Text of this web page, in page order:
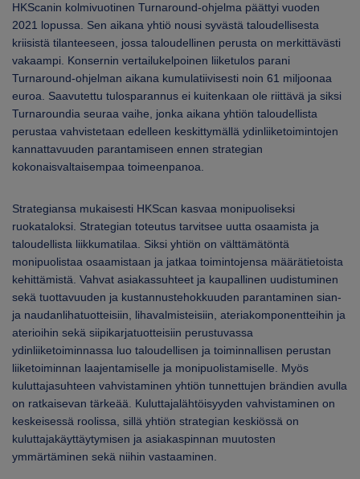
HKScanin kolmivuotinen Turnaround-ohjelma päättyi vuoden
2021 lopussa. Sen aikana yhtiö nousi syvästä taloudellisesta
kriisistä tilanteeseen, jossa taloudellinen perusta on merkittävästi
vakaampi. Konsernin vertailukelpoinen liiketulos parani
Turnaround-ohjelman aikana kumulatiivisesti noin 61 miljoonaa
euroa. Saavutettu tulosparannus ei kuitenkaan ole riittävä ja siksi
Turnaroundia seuraa vaihe, jonka aikana yhtiön taloudellista
perustaa vahvistetaan edelleen keskittymällä ydinliiketoimintojen
kannattavuuden parantamiseen ennen strategian
kokonaisvaltaisempaa toimeenpanoa.
Strategiansa mukaisesti HKScan kasvaa monipuoliseksi
ruokataloksi. Strategian toteutus tarvitsee uutta osaamista ja
taloudellista liikkumatilaa. Siksi yhtiön on välttämätöntä
monipuolistaa osaamistaan ja jatkaa toimintojensa määrätietoista
kehittämistä. Vahvat asiakassuhteet ja kaupallinen uudistuminen
sekä tuottavuuden ja kustannustehokkuuden parantaminen sian-
ja naudanlihatuotteisiin, lihavalmisteisiin, ateriakomponentteihin ja
aterioihin sekä siipikarjatuotteisiin perustuvassa
ydinliiketoiminnassa luo taloudellisen ja toiminnallisen perustan
liiketoiminnan laajentamiselle ja monipuolistamiselle. Myös
kuluttajasuhteen vahvistaminen yhtiön tunnettujen brändien avulla
on ratkaisevan tärkeää. Kuluttajalähtöisyyden vahvistaminen on
keskeisessä roolissa, sillä yhtiön strategian keskiössä on
kuluttajakäyttäytymisen ja asiakaspinnan muutosten
ymmärtäminen sekä niihin vastaaminen.